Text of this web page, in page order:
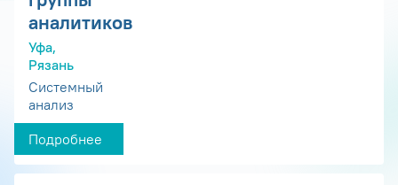
аналитиков
Уфа,
Рязань
Системный
анализ
Подробнее